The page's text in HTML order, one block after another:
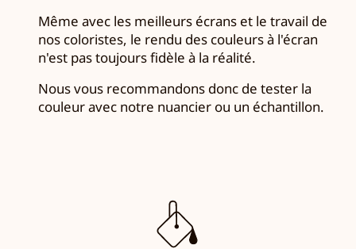
Même avec les meilleurs écrans et le travail de
nos coloristes, le rendu des couleurs à l'écran
n'est pas toujours fidèle à la réalité.
Nous vous recommandons donc de tester la
couleur avec notre nuancier ou un échantillon.